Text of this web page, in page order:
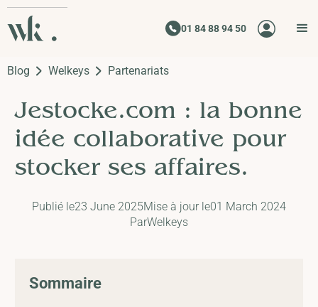
01 84 88 94 50
Blog Welkeys Partenariats
Jestocke.com : la bonne
idée collaborative pour
stocker ses affaires.
Publié le23 June 2025Mise à jour le01 March 2024
ParWelkeys
Sommaire